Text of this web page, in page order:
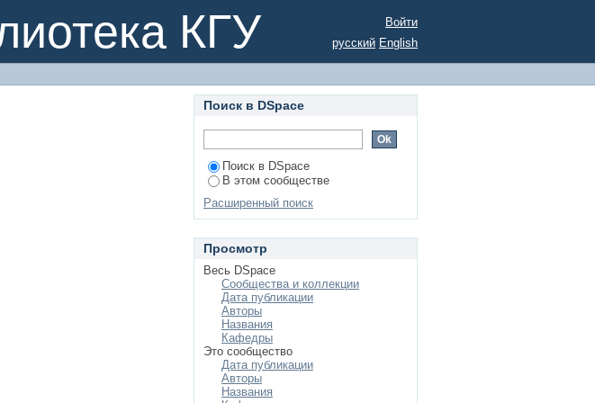
КГУ
Войти
русский English
Поиск в DSpace
Поиск в DSpace
В этом сообществе
Расширенный поиск
Просмотр
Весь DSpace
Сообщества и коллекции
Дата публикации
Авторы
Названия
Кафедры
Это сообщество
Дата публикации
Авторы
Названия